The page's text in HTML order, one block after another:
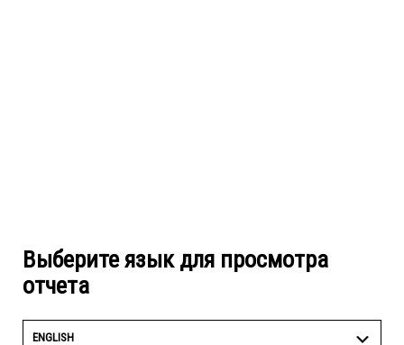
Выберите язык для просмотра
отчета
ENGLISH